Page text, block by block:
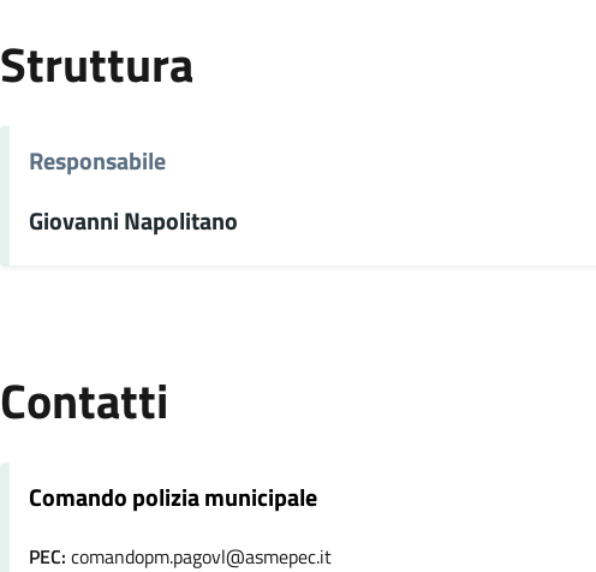
Struttura
Responsabile
Giovanni Napolitano
Contatti
Comando polizia municipale
PEC: comandopm.pagovl@asmepec.it